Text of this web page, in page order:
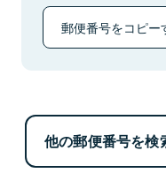
郵便番号をコピー
他の郵便番号を検